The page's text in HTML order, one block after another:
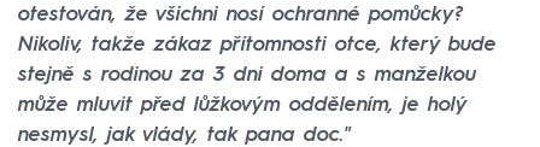
otestován, že všichni nosí ochranné pomůcky?
Nikoliv, takže zákaz přítomnosti otce, který bude
stejně s rodinou za 3 dni doma a s manželkou
může mluvit před lůžkovým oddělením, je holý
nesmysl, jak vlády, tak pana doc."